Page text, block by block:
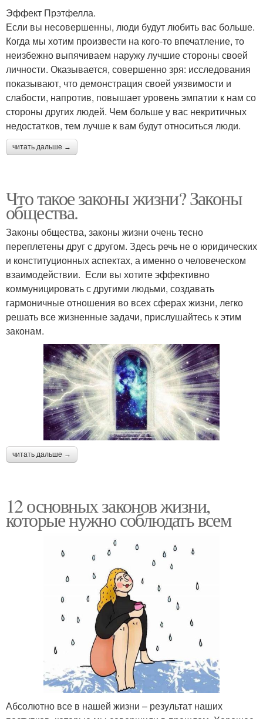
Эффект Прэтфелла.
Если вы несовершенны, люди будут любить вас больше.
Когда мы хотим произвести на кого-то впечатление, то
неизбежно выпячиваем наружу лучшие стороны своей
личности. Оказывается, совершенно зря: исследования
показывают, что демонстрация своей уязвимости и
слабости, напротив, повышает уровень эмпатии к нам со
стороны других людей. Чем больше у вас некритичных
недостатков, тем лучше к вам будут относиться люди.
читать дальше →
Что такое законы жизни? Законы
общества.
Законы общества, законы жизни очень тесно
переплетены друг с другом. Здесь речь не о юридических
и конституционных аспектах, а именно о человеческом
взаимодействии. Если вы хотите эффективно
коммуницировать с другими людьми, создавать
гармоничные отношения во всех сферах жизни, легко
решать все жизненные задачи, прислушайтесь к этим
законам.
читать дальше →
12 основных законов жизни,
которые нужно соблюдать всем
Абсолютно все в нашей жизни – результат наших